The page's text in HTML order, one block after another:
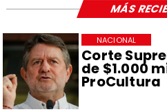
Corte
de $1.000
ProCultura
NACIONAL
MÁS